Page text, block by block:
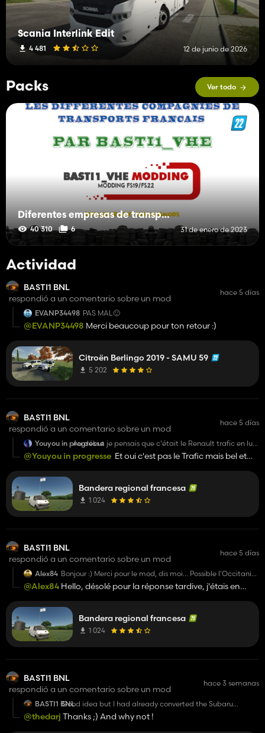
Scania Interlink Edit
4 481 12 de junio de 2026
Packs Ver todo
Diferentes empresas de transporte - BUS
40 310 6 31 de enero de 2023
Actividad
BASTI1 BNL
respondió a un comentario sobre un mod
hace 5 días
EVANP34498 PAS MAL🙂
@EVANP34498 Merci beaucoup pour ton retour :)
Citroën Berlingo 2019 - SAMU 59
5 202
BASTI1 BNL
respondió a un comentario sobre un mod
hace 5 días
Youyou in progresseAu début je pensais que c'était le Renault trafic en lui
même alors que pas dutout et j'ai même pas lu le
nom du mod 🤣. Mais sinon excellent mods pour mettre
pour ton mod
@Youyou in progresse Et oui c'est pas le Trafic mais bel et
Bandera regional francesa
1 024
BASTI1 BNL
respondió a un comentario sobre un mod
hace 5 días
Alex84 Bonjour :) Merci pour le mod, dis moi... Possible l'Occitanie
? :)
@Alex84 Hello, désolé pour la réponse tardive, j'étais en
Bandera regional francesa
1 024
BASTI1 BNL
respondió a un comentario sobre un mod
hace 3 semanas
BASTI1 BNLGood idea but I had already converted the Subaru
Forester 2019 a while ago, I don't know if you saw it:
https://www.kingmods.net/fr/fs22/mods/35155/subaru-
@thedarj Thanks ;) And why not !